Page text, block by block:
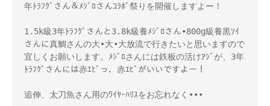
年ﾄﾗﾌｸﾞさん＆ﾒｼﾞﾛさんｺﾗﾎﾞ祭りを開催しますよー！
1.5k級3年ﾄﾗﾌｸﾞさんと3.8k級養ﾒｼﾞﾛさん•800g級養黒ｿｲ
さんに真鯛さんの大•大•大放流で行きたいと思いますので
宜しくお願いします。ﾒｼﾞﾛさんには鉄板の活けｱｼﾞが、3年
ﾄﾗﾌｸﾞさんには赤ｴﾋﾞっ、赤ｴﾋﾞがいいですよー！
追伸、太刀魚さん用のﾜｲﾔｰﾊﾘｽをお忘れなく•••